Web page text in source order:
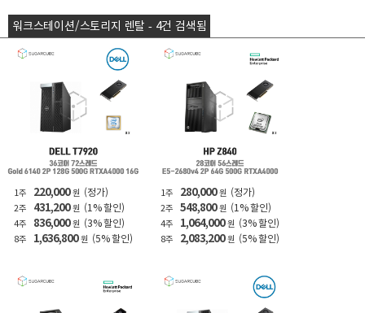
워크스테이션/스토리지 렌탈 - 4건 검색됨
1주 220,000 원 (정가)
2주 431,200 원 (1% 할인)
4주 836,000 원 (3% 할인)
8주 1,636,800 원 (5% 할인)
1주 280,000 원 (정가)
2주 548,800 원 (1% 할인)
4주 1,064,000 원 (3% 할인)
8주 2,083,200 원 (5% 할인)